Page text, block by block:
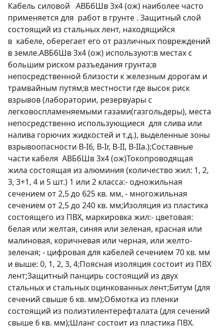
Кабель силовой АВБбШв 3х4 (ож) наиболее часто
применяется для работ в грунте . Защитный слой
состоящий из стальных лент, находящийся
в кабеле, оберегает его от различных повреждений
в земле.АВБбШв 3х4 (ож) используют:в местах с
большим риском разъедания грунта;в
непосредственной близости к железным дорогам и
трамвайным путям;в местности где высок риск
взрывов (лаборатории, резервуары с
легковоспламеняемыми газами(газгольдеры), места
непосредственно использующиеся для слива или
налива горючих жидкостей и т.д.), выделенные зоны
взрывоопасности B-I6, B-Ir, B-II, В-IIа.);Составные
части кабеля АВБбШв 3х4 (ож)Токопроводящая
жила состоящая из алюминия (количество жил: 1, 2,
3, 3+1, 4 и 5 шт.) 1 или 2 класса:- одножильная
сечением от 2,5 до 625 кв. мм, - многожильная
сечением от 2,5 до 240 кв. мм;Изоляция из пластика
состоящего из ПВХ, маркировка жил:- цветовая:
белая или желтая, синяя или зеленая, красная или
малиновая, коричневая или черная, или желто-
зеленая; - цифровая для кабелей сечением 70 кв. мм
и выше: 0, 1, 2, 3, 4;Поясная изоляция состоит из ПВХ
лент;Защитный панцирь состоящий из двух
стальных и стальных оцинкованных лент;Битум (для
сечений свыше 6 кв. мм);Обмотка из пленки
состоящий из полиэтилентерефталата (для сечений
свыше 6 кв. мм);Шланг состоит из пластика ПВХ.